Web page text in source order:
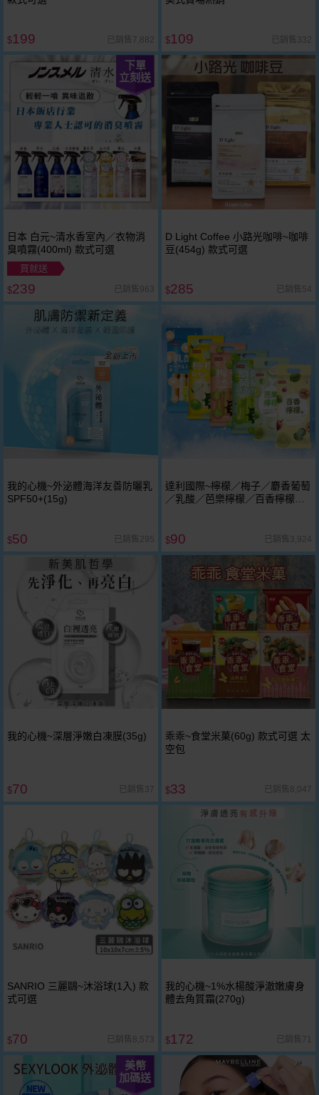
$199 已銷售7,882 $109 已銷售332
下單
立刻送
日本 白元~清水香室內／衣物消
臭噴霧(400ml) 款式可選
買就送
$239 已銷售963
D Light Coffee 小路光咖啡~咖啡
豆(454g) 款式可選
$285 已銷售54
我的心機~外泌體海洋友善防曬乳
SPF50+(15g)
$50 已銷售295
達利國際~檸檬／梅子／麝香葡萄
／乳酸／芭樂檸檬／百香檸檬味
$90 已銷售3,924
我的心機~深層淨嫩白凍膜(35g)
$70 已銷售37
乖乖~食堂米菓(60g) 款式可選 太
空包
$33 已銷售8,047
SANRIO 三麗鷗~沐浴球(1入) 款
式可選
$70 已銷售8,573
我的心機~1%水楊酸淨澈嫩膚身
體去角質霜(270g)
$172 已銷售71
美幣
加碼送